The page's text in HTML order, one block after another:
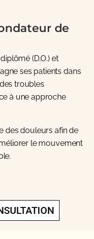
de
(D.O.) et
ses patients dans
troubles
à une approche
des douleurs afin de
le mouvement